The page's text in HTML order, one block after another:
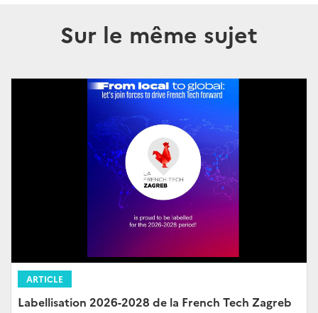
Sur le même sujet
ARTICLE
Labellisation 2026-2028 de la French Tech Zagreb